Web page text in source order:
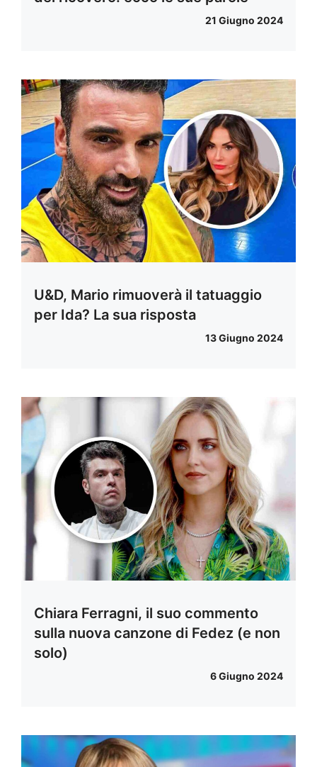
21 Giugno 2024
U&D, Mario rimuoverà il tatuaggio
per Ida? La sua risposta
13 Giugno 2024
Chiara Ferragni, il suo commento
sulla nuova canzone di Fedez (e non
solo)
6 Giugno 2024